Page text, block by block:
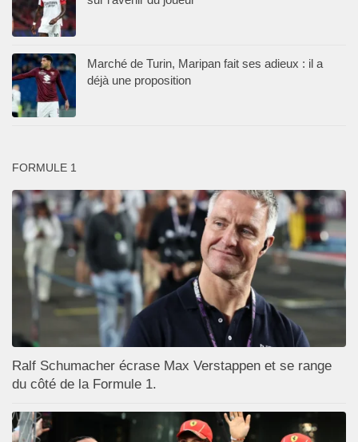
Marché de Turin, Maripan fait ses adieux : il a
déjà une proposition
FORMULE 1
Ralf Schumacher écrase Max Verstappen et se range
du côté de la Formule 1.